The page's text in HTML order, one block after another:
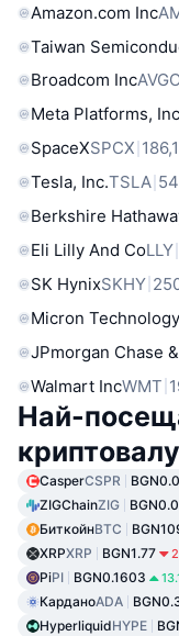
Amazon.com Inc
Taiwan
Broadcom Inc
Meta Platforms,
SpaceXSPCX
Tesla, Inc.TSLA
Berkshire
Eli Lilly And CoLLY
SK HynixSKHY
Micron
JPmorgan Chase
Walmart IncWMT
Най-
CasperCSPR
ZIGChainZIG
БиткойнBTC
XRPXRP BGN1.77
PiPI BGN0.1603
КарданоADA
HyperliquidHYPE